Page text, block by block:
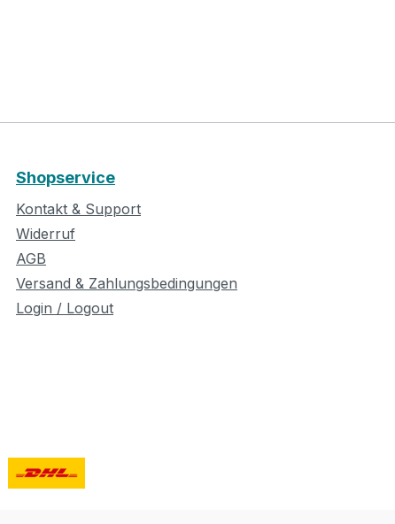
Shopservice
Kontakt & Support
Widerruf
AGB
Versand & Zahlungsbedingungen
Login / Logout